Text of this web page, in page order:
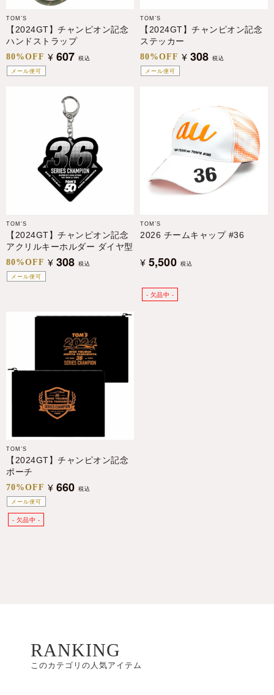
メール便可
TOM’S
【2024GT】チャンピオン記念
ハンドストラップ
80%OFF ¥ 607 税込
メール便可
TOM’S
【2024GT】チャンピオン記念
ステッカー
80%OFF ¥ 308 税込
メール便可
TOM’S
【2024GT】チャンピオン記念
アクリルキーホルダー ダイヤ型
80%OFF ¥ 308 税込
TOM’S
2026 チームキャップ #36
¥ 5,500 税込
メール便可
TOM’S
【2024GT】チャンピオン記念
ポーチ
70%OFF ¥ 660 税込
RANKING
このカテゴリの人気アイテム